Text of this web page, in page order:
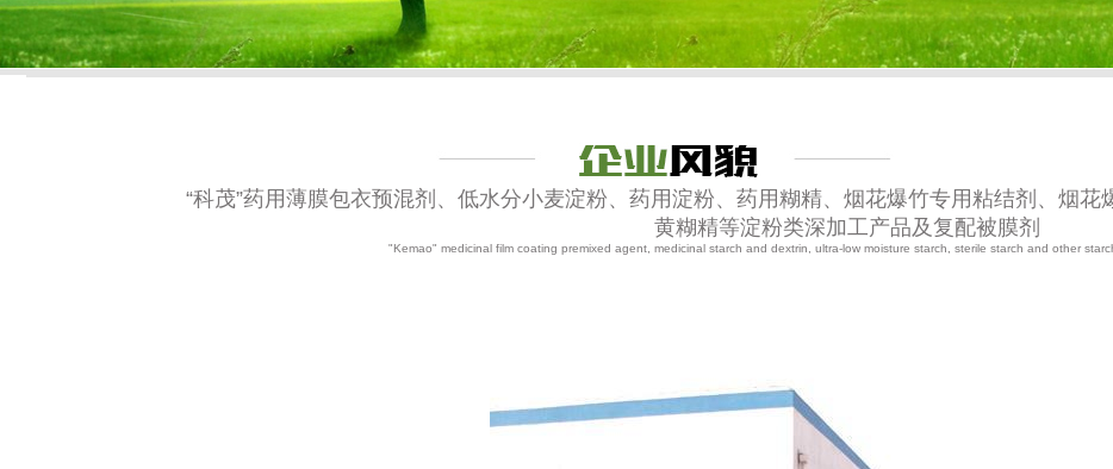
“科茂”药用薄膜包衣预混剂、低水分小麦淀粉、药用淀粉、药用糊精、烟花爆竹专用粘结剂、烟花
黄糊精等淀粉类深加工产品及复配被膜剂
"Kemao" medicinal film coating premixed agent, medicinal starch and dextrin, ultra-low moisture starch, sterile starch and other